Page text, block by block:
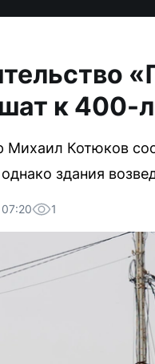
к 400-
Михаил Котюков
здания
1